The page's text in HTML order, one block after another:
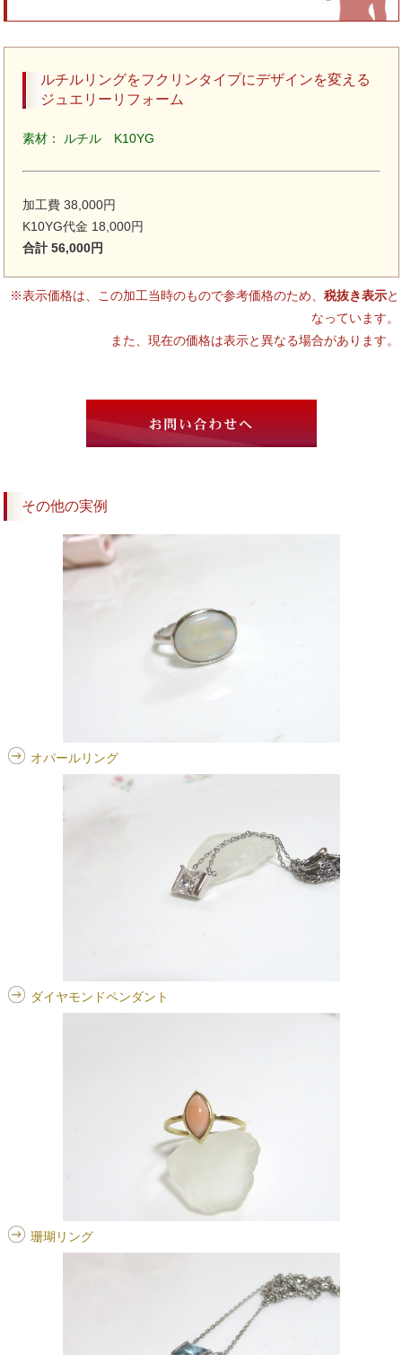
ルチルリングをフクリンタイプにデザインを変える
ジュエリーリフォーム
素材： ルチル K10YG
加工費 38,000円
K10YG代金 18,000円
合計 56,000円
※表示価格は、この加工当時のもので参考価格のため、 税抜き表示と
なっています。
また、現在の価格は表示と異なる場合があります。
その他の実例
オパールリング
ダイヤモンドペンダント
珊瑚リング